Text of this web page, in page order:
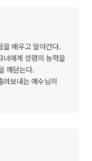
을 배우고 알아간다.
녀에게 성령의 능력을
깨닫는다.
려보내는 예수님의